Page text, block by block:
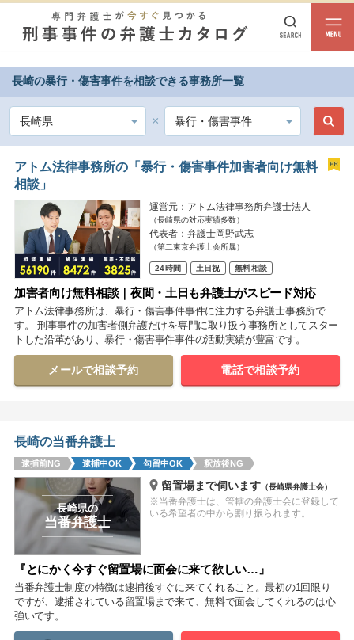
都道府県から探す
北海道・東北
北海道 青森 岩手 宮城 秋田 山形 福島
北陸・甲信越
新潟 富山 石川 福井 山梨 長野
関東
茨城 栃木 群馬 埼玉 東京 神奈川
東海
岐阜 静岡 愛知 三重
関西
中国
鳥取 島根 岡山 広島 山口
四国
香川 愛媛
九州・沖縄
福岡 佐賀 長崎 熊本 大分 宮崎 鹿児島
長崎の暴行・傷害事件を相談できる事務所一覧
アトム法律事務所の「暴行・傷害事件加害者向け無料
相談」
運営元：アトム法律事務所弁護士法人
（長崎県の対応実績多数）
代表者：弁護士岡野武志
（第二東京弁護士会所属）
24時間 土日祝 無料相談
加害者向け無料相談｜夜間・土日も弁護士がスピード対応
アトム法律事務所は、暴行・傷害事件事件に注力する弁護士事務所で
す。 刑事事件の加害者側弁護だけを専門に取り扱う事務所としてスター
トした沿革があり、暴行・傷害事件事件の活動実績が豊富です。
メールで相談予約 電話で相談予約
長崎の当番弁護士
逮捕前NG 逮捕中OK 勾留中OK 釈放後NG
長崎県の
当番弁護士
留置場まで伺います（長崎県弁護士会）
※当番弁護士は、管轄の弁護士会に登録して
いる希望者の中から割り振られます。
『とにかく今すぐ留置場に面会に来て欲しい…』
当番弁護士制度の特徴は逮捕後すぐに来てくれること。最初の1回限り
ですが、逮捕されている留置場まで来て、無料で面会してくれるのは心
強いです。